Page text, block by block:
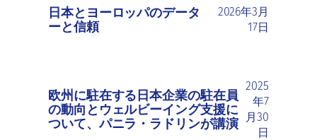
日本とヨーロッパのデータ
ーと信頼
2026年3月
17日
欧州に駐在する日本企業の駐在員
の動向とウェルビーイング支援に
ついて、パニラ・ラドリンが講演
2025
年7
月30
日